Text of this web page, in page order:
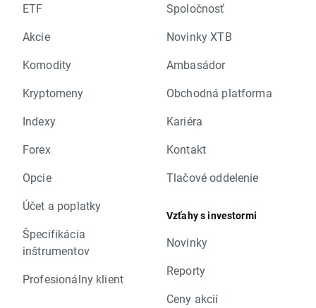
ETF
Akcie
Komodity
Kryptomeny
Indexy
Forex
Opcie
Účet a poplatky
Špecifikácia
inštrumentov
Profesionálny klient
Spoločnosť
Novinky XTB
Ambasádor
Obchodná platforma
Kariéra
Kontakt
Tlačové oddelenie
Vzťahy s investormi
Novinky
Reporty
Ceny akcií